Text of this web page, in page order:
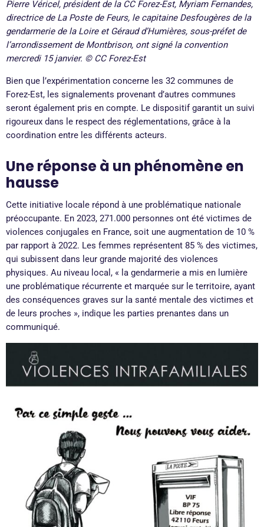
Pierre Véricel, président de la CC Forez-Est, Myriam Fernandes,
directrice de La Poste de Feurs, le capitaine Desfougères de la
gendarmerie de la Loire et Géraud d’Humières, sous-préfet de
l’arrondissement de Montbrison, ont signé la convention
mercredi 15 janvier. © CC Forez-Est
Bien que l’expérimentation concerne les 32 communes de
Forez-Est, les signalements provenant d’autres communes
seront également pris en compte. Le dispositif garantit un suivi
rigoureux dans le respect des réglementations, grâce à la
coordination entre les différents acteurs.
Une réponse à un phénomène en
hausse
Cette initiative locale répond à une problématique nationale
préoccupante. En 2023, 271.000 personnes ont été victimes de
violences conjugales en France, soit une augmentation de 10 %
par rapport à 2022. Les femmes représentent 85 % des victimes,
qui subissent dans leur grande majorité des violences
physiques. Au niveau local, « la gendarmerie a mis en lumière
une problématique récurrente et marquée sur le territoire, ayant
des conséquences graves sur la santé mentale des victimes et
de leurs proches », indique les parties prenantes dans un
communiqué.